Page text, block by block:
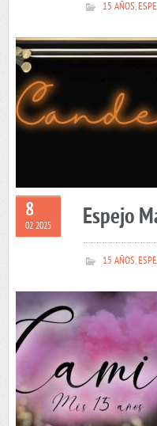
15 AÑOS,
8
02 2025 Espejo
15 AÑOS,